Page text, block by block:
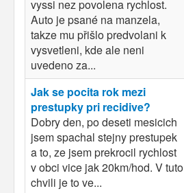
vyssi nez povolena rychlost.
Auto je psané na manzela,
takze mu přišlo predvolani k
vysvetleni, kde ale neni
uvedeno za...
Jak se pocita rok mezi
prestupky pri recidive?
Dobry den, po deseti mesicich
jsem spachal stejny prestupek
a to, ze jsem prekrocil rychlost
v obci vice jak 20km/hod. V tuto
chvili je to ve...